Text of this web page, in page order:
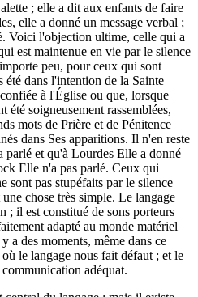
; elle a dit aux enfants de faire
elle a donné un message verbal ;
Voici l'objection ultime, celle qui a
est maintenue en vie par le silence
peu, pour ceux qui sont
été dans l'intention de la Sainte
à l'Église ou que, lorsque
été soigneusement rassemblées,
mots de Prière et de Pénitence
dans Ses apparitions. Il n'en reste
parlé et qu'à Lourdes Elle a donné
Elle n'a pas parlé. Ceux qui
sont pas stupéfaits par le silence
chose très simple. Le langage
; il est constitué de sons porteurs
adapté au monde matériel
a des moments, même dans ce
le langage nous fait défaut ; et le
adéquat.